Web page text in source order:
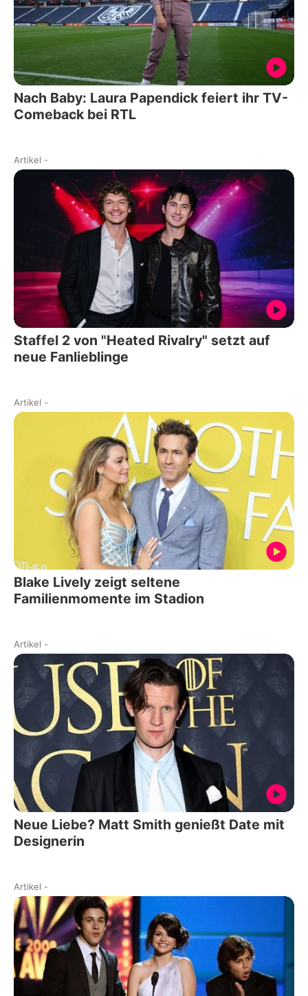
Nach Baby: Laura Papendick feiert ihr TV-
Comeback bei RTL
Artikel -
Staffel 2 von "Heated Rivalry" setzt auf
neue Fanlieblinge
Artikel -
Blake Lively zeigt seltene
Familienmomente im Stadion
Artikel -
Neue Liebe? Matt Smith genießt Date mit
Designerin
Artikel -